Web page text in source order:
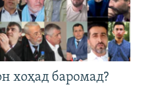
хоҳад баромад?